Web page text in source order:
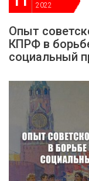
ДЕПУТАТЫ
ПАРТИЙНАЯ
ПАРТИЙНАЯ
КОНТАКТЫ
КПРФ ПРОФ
г.
2022
Опыт
КПРФ в
социальный